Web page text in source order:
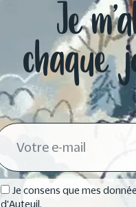
Je
chaque
Je consens que mes
d'Auteuil.